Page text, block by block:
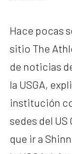
Hace pocas
sitio The
de noticias
la USGA,
institución
sedes del US
que ir a